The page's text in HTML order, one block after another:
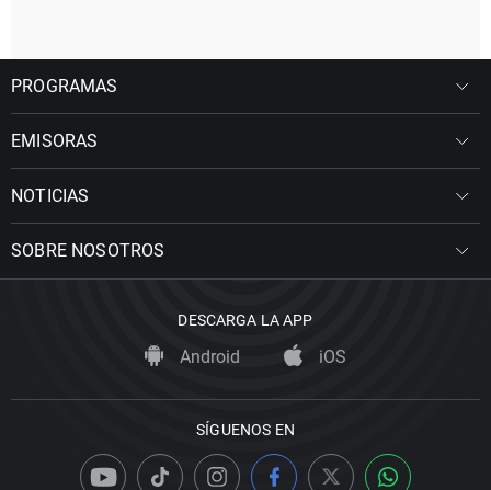
PROGRAMAS
EMISORAS
NOTICIAS
SOBRE NOSOTROS
DESCARGA LA APP
Android iOS
SÍGUENOS EN